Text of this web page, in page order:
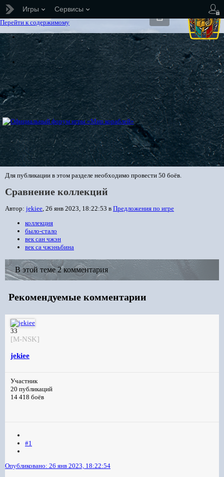
Игры Сервисы
Перейти к содержимому
Предложения по игре
Для публикации в этом разделе необходимо провести 50 боёв.
Сравнение коллекций
Автор: jekiee 26 янв 2023, 18:22:53 в Предложения по игре
коллекция
было-стало
век сан чжэн
век са чжэньбина
В этой теме 2 комментария
Рекомендуемые комментарии
33
[M-NSK]
jekiee
Участник
20 публикаций
14 418 боёв
#1
Опубликовано: 26 янв 2023, 18:22:54